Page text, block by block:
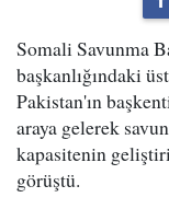
Somali Savunma
başkanlığındaki
Pakistan'ın
araya gelerek
kapasitenin
görüştü.